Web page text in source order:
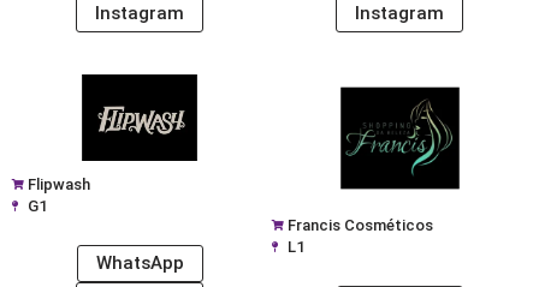
Instagram
Instagram
Flipwash
G1
WhatsApp
Francis Cosméticos
L1